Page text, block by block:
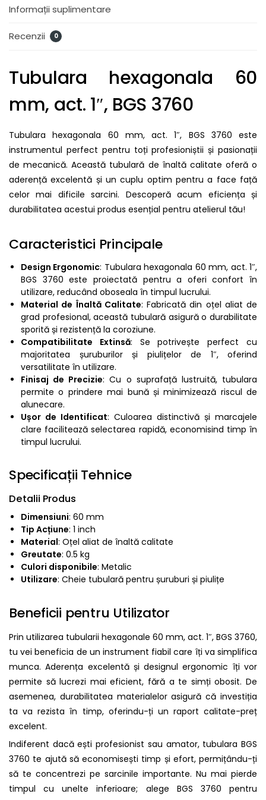
Informații suplimentare
Recenzii 0
Tubulara hexagonala 60
mm, act. 1″, BGS 3760
Tubulara hexagonala 60 mm, act. 1″, BGS 3760 este
instrumentul perfect pentru toți profesioniștii și pasionații
de mecanică. Această tubulară de înaltă calitate oferă o
aderență excelentă și un cuplu optim pentru a face față
celor mai dificile sarcini. Descoperă acum eficiența și
durabilitatea acestui produs esențial pentru atelierul tău!
Caracteristici Principale
Design Ergonomic: Tubulara hexagonala 60 mm, act. 1″,
BGS 3760 este proiectată pentru a oferi confort în
utilizare, reducând oboseala în timpul lucrului.
Material de Înaltă Calitate: Fabricată din oțel aliat de
grad profesional, această tubulară asigură o durabilitate
sporită și rezistență la coroziune.
Compatibilitate Extinsă: Se potrivește perfect cu
majoritatea șuruburilor și piulițelor de 1″, oferind
versatilitate în utilizare.
Finisaj de Precizie: Cu o suprafață lustruită, tubulara
permite o prindere mai bună și minimizează riscul de
alunecare.
Ușor de Identificat: Culoarea distinctivă și marcajele
clare facilitează selectarea rapidă, economisind timp în
timpul lucrului.
Specificații Tehnice
Detalii Produs
Dimensiuni: 60 mm
Tip Acțiune: 1 inch
Material: Oțel aliat de înaltă calitate
Greutate: 0.5 kg
Culori disponibile: Metalic
Utilizare: Cheie tubulară pentru șuruburi și piulițe
Beneficii pentru Utilizator
Prin utilizarea tubularii hexagonale 60 mm, act. 1″, BGS 3760,
tu vei beneficia de un instrument fiabil care îți va simplifica
munca. Aderența excelentă și designul ergonomic îți vor
permite să lucrezi mai eficient, fără a te simți obosit. De
asemenea, durabilitatea materialelor asigură că investiția
ta va rezista în timp, oferindu-ți un raport calitate-preț
excelent.
Indiferent dacă ești profesionist sau amator, tubulara BGS
3760 te ajută să economisești timp și efort, permițându-ți
să te concentrezi pe sarcinile importante. Nu mai pierde
timpul cu unelte inferioare; alege BGS 3760 pentru